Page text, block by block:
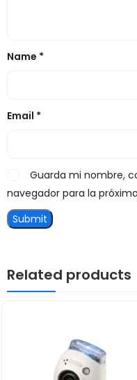
Name *
Email *
Guarda mi nombre,
navegador para la
Related products